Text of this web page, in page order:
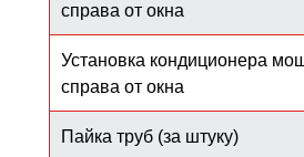
справа от окна
Установка кондиционера
справа от окна
Пайка труб (за штуку)